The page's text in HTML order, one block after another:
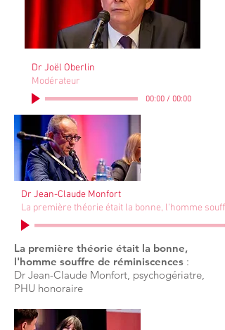
Dr Joël Oberlin
Modérateur
00:00/ 00:00
Dr Jean-Claude Monfort
La première théorie était la bonne, l'homme
La première théorie était la bonne,
l'homme souffre de réminiscences :
Dr Jean-Claude Monfort, psychogériatre,
PHU honoraire